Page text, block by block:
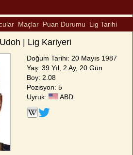
Maçlar Puan Durumu Lig Tarihi
| Lig Kariyeri
Doğum Tarihi: 20 Mayıs 1987
Yaş: 39 Yıl, 2 Ay, 20 Gün
Boy: 2.08
Pozisyon: 5
Uyruk:
ABD